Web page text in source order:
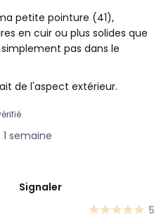
petite pointure (41),
en cuir ou plus solides que
pas dans le
de l'aspect extérieur.
semaine
Signaler
5